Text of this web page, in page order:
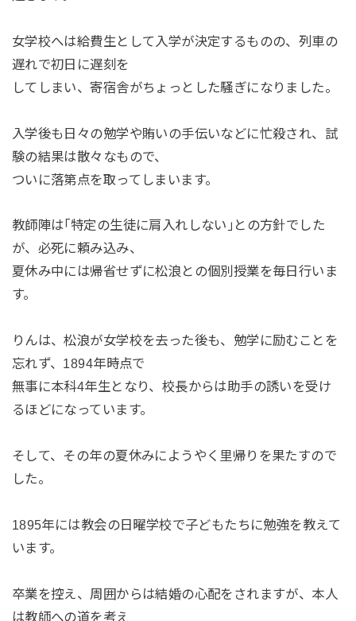
女学校へは給費生として入学が決定するものの、列車の
遅れで初日に遅刻を
してしまい、寄宿舎がちょっとした騒ぎになりました。
入学後も日々の勉学や賄いの手伝いなどに忙殺され、試
験の結果は散々なもので、
ついに落第点を取ってしまいます。
教師陣は｢特定の生徒に肩入れしない｣との方針でした
が、必死に頼み込み、
夏休み中には帰省せずに松浪との個別授業を毎日行いま
す。
りんは、松浪が女学校を去った後も、勉学に励むことを
忘れず、1894年時点で
無事に本科4年生となり、校長からは助手の誘いを受け
るほどになっています。
そして、その年の夏休みにようやく里帰りを果たすので
した。
1895年には教会の日曜学校で子どもたちに勉強を教えて
います。
卒業を控え、周囲からは結婚の心配をされますが、本人
は教師への道を考え